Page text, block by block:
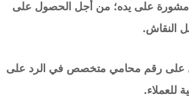
مشورة على يده؛ من أجل الحصول على
النقاش.
على رقم محامي متخصص في الرد على
للعملاء.